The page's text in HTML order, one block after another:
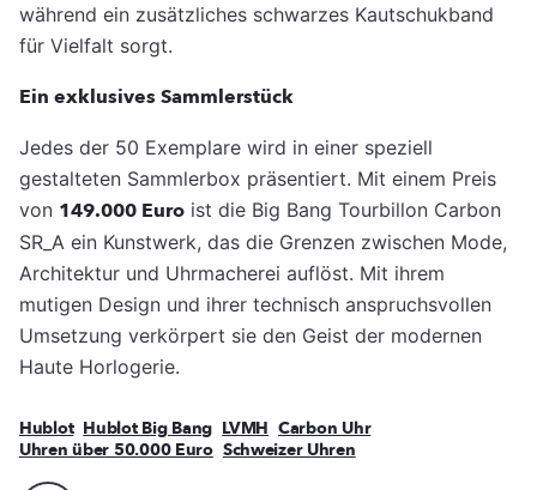
während ein zusätzliches schwarzes Kautschukband
für Vielfalt sorgt.
Ein exklusives Sammlerstück
Jedes der 50 Exemplare wird in einer speziell
gestalteten Sammlerbox präsentiert. Mit einem Preis
von 149.000 Euro ist die Big Bang Tourbillon Carbon
SR_A ein Kunstwerk, das die Grenzen zwischen Mode,
Architektur und Uhrmacherei auflöst. Mit ihrem
mutigen Design und ihrer technisch anspruchsvollen
Umsetzung verkörpert sie den Geist der modernen
Haute Horlogerie.
Hublot Hublot Big Bang LVMH Carbon Uhr
Uhren über 50.000 Euro Schweizer Uhren